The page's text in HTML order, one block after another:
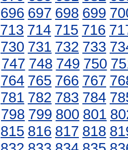
696 697 698 699
713 714 715 716
730 731 732 733
747 748 749 750
764 765 766 767
781 782 783 784
798 799 800 801
815 816 817 818